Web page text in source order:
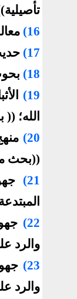
16)
17)
18)
19)
الله؛
20)
((بحث
21)
22)
والرد
23)
والرد